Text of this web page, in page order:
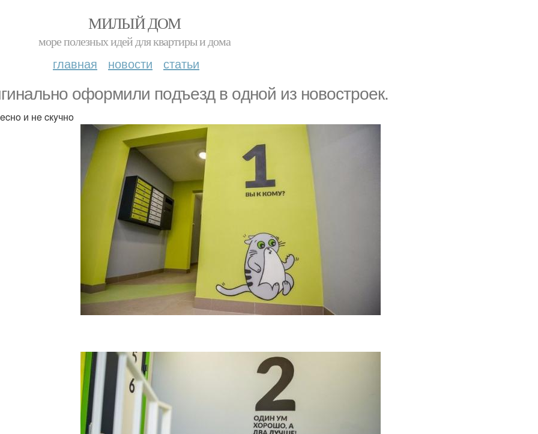
МИЛЫЙ ДОМ
море полезных идей для квартиры и дома
главная новости статьи
oфopмили пoдъeзд в oднoй из нoвocтpoeк.
и нe cкyчнo